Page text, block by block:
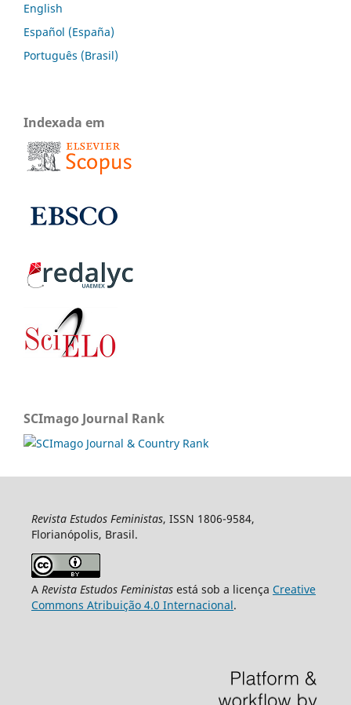
English
Español (España)
Português (Brasil)
Indexada em
SCImago Journal Rank
Revista Estudos Feministas, ISSN 1806-9584,
Florianópolis, Brasil.
A Revista Estudos Feministasestá sob a licença Creative
Commons Atribuição 4.0 Internacional.